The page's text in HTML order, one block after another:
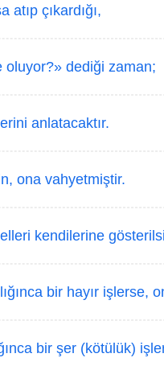
atıp çıkardığı,
oluyor?» dediği zaman;
anlatacaktır.
ona vahyetmiştir.
kendilerine
bir hayır işlerse,
bir şer (kötülük)